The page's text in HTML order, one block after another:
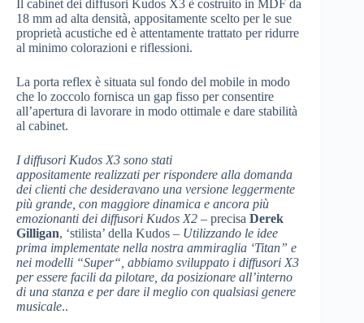
Il cabinet dei diffusori Kudos X3 è costruito in MDF da
18 mm ad alta densità, appositamente scelto per le sue
proprietà acustiche ed è attentamente trattato per ridurre
al minimo colorazioni e riflessioni.
La porta reflex è situata sul fondo del mobile in modo
che lo zoccolo fornisca un gap fisso per consentire
all’apertura di lavorare in modo ottimale e dare stabilità
al cabinet.
I diffusori Kudos X3 sono stati
appositamente realizzati per rispondere alla domanda
dei clienti che desideravano una versione leggermente
più grande, con maggiore dinamica e ancora più
emozionanti dei diffusori Kudos X2 – precisa Derek
Gilligan, ‘stilista’ della Kudos – Utilizzando le idee
prima implementate nella nostra ammiraglia ‘Titan” e
nei modelli “Super“, abbiamo sviluppato i diffusori X3
per essere facili da pilotare, da posizionare all’interno
di una stanza e per dare il meglio con qualsiasi genere
musicale..